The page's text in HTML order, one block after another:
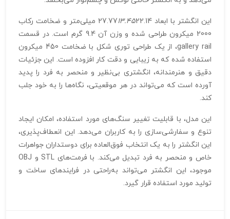
این انگشتر با ابعاد 27.77 13.45
22.14 میلی‌متر و ضخامت رکاب
2000 میکرون طراحی شده و وزن آن 9.4 گرم است. در قسمت
gallery rail، از یک طراحی توری شکل با ضخامت 450 میکرون
استفاده شده که به زیبایی و دقت کار افزوده است. این جزئیات
دقیق و هنرمندانه، انگشتری بی‌نظیر و منحصر به فرد را پدید
آورده است که می‌تواند در هر موقعیتی، نگاه‌ها را به خود جلب
کند.
این مدل، با قابلیت تغییر سنگ‌های مورد استفاده، امکان ایجاد
تنوع و سفارشی‌سازی را به کاربران می‌دهد. این انعطاف‌پذیری،
این انگشتر را به یک انتخاب فوق‌العاده برای دوستداران جواهرات
خاص و منحصر به فرد تبدیل می‌کند. با فرمت‌های STL و OBJ
موجود، این انگشتر می‌تواند به‌راحتی در فرایندهای ساخت و
تولید مورد استفاده قرار گیرد.